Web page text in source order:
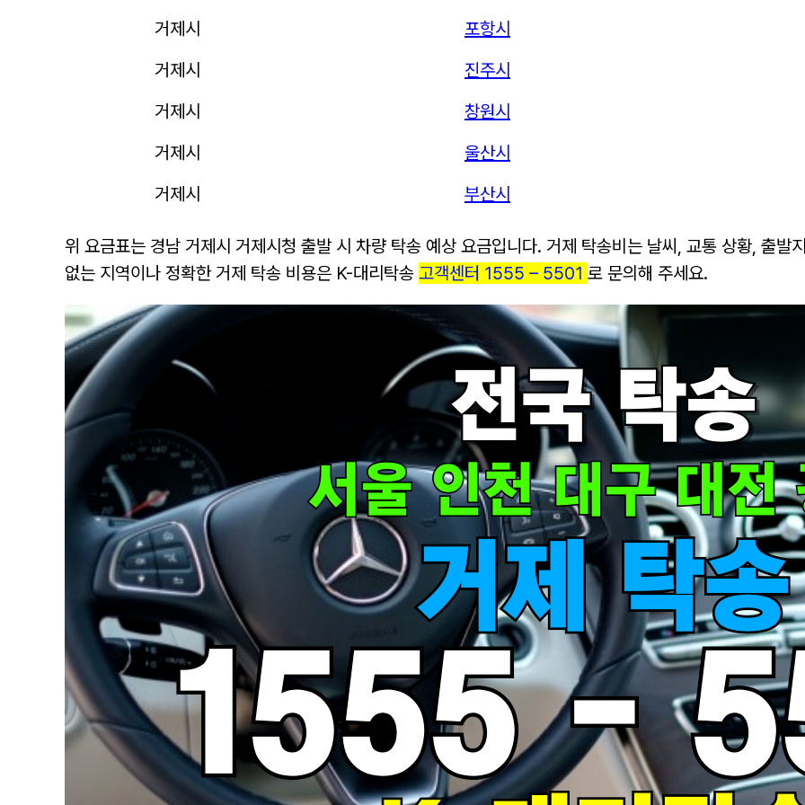
거제시
포항시
거제시
진주시
거제시
창원시
거제시
울산시
거제시
부산시
위 요금표는 경남 거제시 거제시청 출발 시 차량 탁송 예상 요금입니다. 거제 탁송비는 날씨, 교통 상황, 출발
없는 지역이나 정확한 거제 탁송 비용은 K-대리탁송 고객센터 1555 – 5501 로 문의해 주세요.